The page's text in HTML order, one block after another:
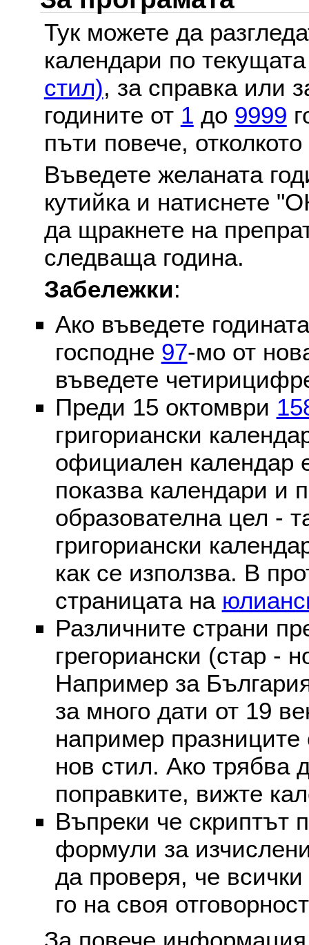
Тук можете да
календари по
стил), за справка или
годините от 1 до 9999
пъти повече,
Въведете желаната
кутийка и натиснете
да щракнете на
следваща година.
Забележки:
Ако въведете
господне 97-мо от
въведете
Преди 15 октомври
григориански
официален календар
показва календари и
образователна цел -
григориански
как се използва. В
страницата на
Различните страни
грегориански (стар -
Например за
за много дати от 19
например празниците
нов стил. Ако трябва
поправките, вижте
Въпреки че скриптът
формули за
да проверя, че
го на своя